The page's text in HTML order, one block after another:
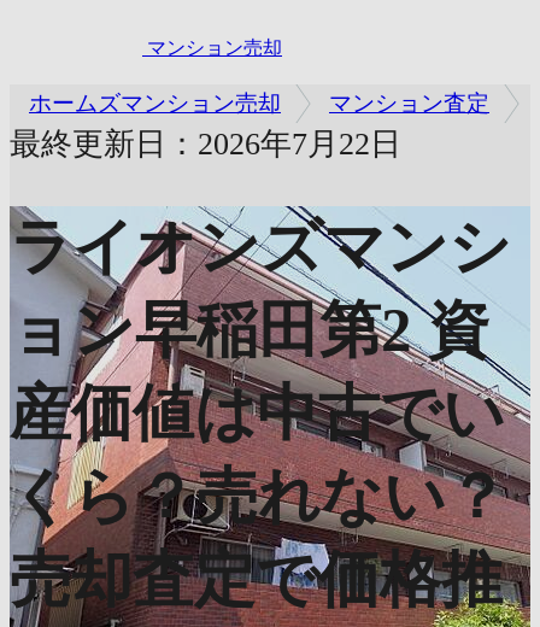
マンション売却
ホームズマンション売却 マンション査定
最終更新日：2026年7月22日
ライオンズマンシ
ョン早稲田第2 資
産価値は中古でい
くら？売れない？
売却査定で価格推